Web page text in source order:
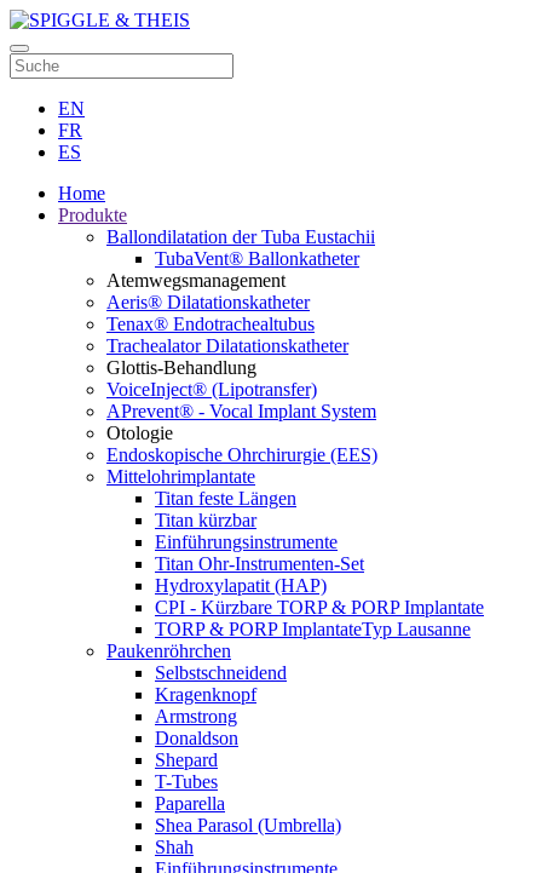
EN
FR
ES
Home
Produkte
Ballondilatation der Tuba Eustachii
TubaVent® Ballonkatheter
Atemwegsmanagement
Aeris® Dilatationskatheter
Tenax® Endotrachealtubus
Trachealator Dilatationskatheter
Glottis-Behandlung
VoiceInject® (Lipotransfer)
APrevent® - Vocal Implant System
Otologie
Endoskopische Ohrchirurgie (EES)
Mittelohrimplantate
Titan feste Längen
Titan kürzbar
Einführungsinstrumente
Titan Ohr-Instrumenten-Set
Hydroxylapatit (HAP)
CPI - Kürzbare TORP & PORP Implantate
TORP & PORP ImplantateTyp Lausanne
Paukenröhrchen
Selbstschneidend
Kragenknopf
Armstrong
Donaldson
Shepard
T-Tubes
Paparella
Shea Parasol (Umbrella)
Shah
Einführungsinstrumente